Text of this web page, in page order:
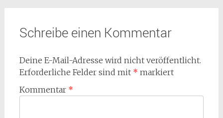
Schreibe einen Kommentar
Deine E-Mail-Adresse wird nicht veröffentlicht.
Erforderliche Felder sind mit * markiert
Kommentar *